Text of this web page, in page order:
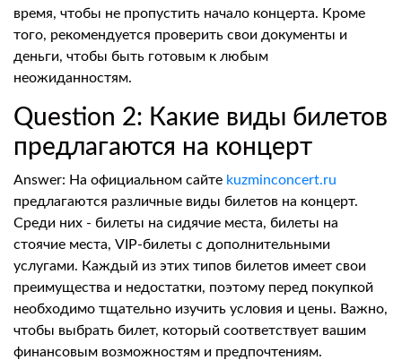
время, чтобы не пропустить начало концерта. Кроме
того, рекомендуется проверить свои документы и
деньги, чтобы быть готовым к любым
неожиданностям.
Question 2: Какие виды билетов
предлагаются на концерт
Answer: На официальном сайте kuzminconcert.ru
предлагаются различные виды билетов на концерт.
Среди них - билеты на сидячие места, билеты на
стоячие места, VIP-билеты с дополнительными
услугами. Каждый из этих типов билетов имеет свои
преимущества и недостатки, поэтому перед покупкой
необходимо тщательно изучить условия и цены. Важно,
чтобы выбрать билет, который соответствует вашим
финансовым возможностям и предпочтениям.